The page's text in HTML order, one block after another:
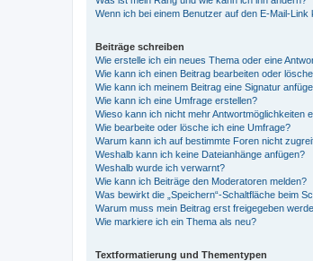
Wenn ich bei einem Benutzer auf den E-Mail-
Beiträge schreiben
Wie erstelle ich ein neues Thema oder eine
Wie kann ich einen Beitrag bearbeiten oder
Wie kann ich meinem Beitrag eine Signatur
Wie kann ich eine Umfrage erstellen?
Wieso kann ich nicht mehr Antwortmöglichkeiten
Wie bearbeite oder lösche ich eine Umfrage?
Warum kann ich auf bestimmte Foren nicht
Weshalb kann ich keine Dateianhänge anfügen?
Weshalb wurde ich verwarnt?
Wie kann ich Beiträge den Moderatoren melden?
Was bewirkt die „Speichern“-Schaltfläche beim
Warum muss mein Beitrag erst freigegeben
Wie markiere ich ein Thema als neu?
Textformatierung und Thementypen